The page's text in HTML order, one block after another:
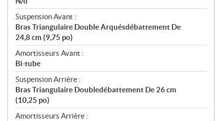
Suspension Avant :
Bras Triangulaire Double Arquésdébattement De
24,8 cm (9,75 po)
Amortisseurs Avant :
Bi-tube
Suspension Arrière :
Bras Triangulaire Doubledébattement De 26 cm
(10,25 po)
Amortisseurs Arrière :